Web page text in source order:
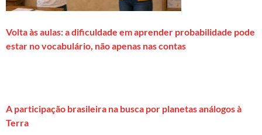
Volta às aulas: a dificuldade em aprender probabilidade pode
estar no vocabulário, não apenas nas contas
A participação brasileira na busca por planetas análogos à
Terra